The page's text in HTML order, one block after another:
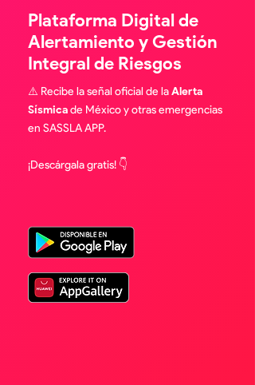
Plataforma Digital de
Alertamiento y Gestión
Integral de Riesgos
⚠️ Recibe la señal oficial de laAlerta
Sísmicade México y otras emergencias
en SASSLA APP.
¡Descárgala gratis! 👇